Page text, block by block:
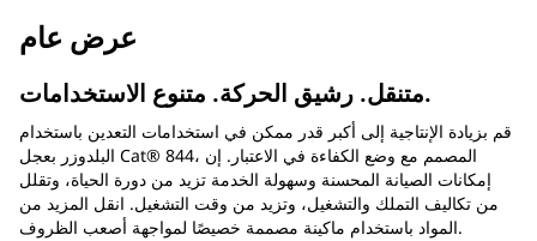
عرض عام
متنقل. رشيق الحركة. متنوع الاستخدامات.
قم بزيادة الإنتاجية إلى أكبر قدر ممكن في استخدامات التعدين باستخدام
البلدوزر بعجل Cat® 844، المصمم مع وضع الكفاءة في الاعتبار. إن
إمكانات الصيانة المحسنة وسهولة الخدمة تزيد من دورة الحياة، وتقلل
من تكاليف التملك والتشغيل، وتزيد من وقت التشغيل. انقل المزيد من
المواد باستخدام ماكينة مصممة خصيصًا لمواجهة أصعب الظروف.